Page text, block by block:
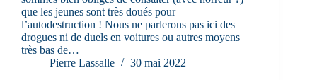
que les jeunes sont très doués pour
l’autodestruction ! Nous ne parlerons pas ici des
drogues ni de duels en voitures ou autres moyens
très bas de…
Pierre Lassalle
30 mai 2022